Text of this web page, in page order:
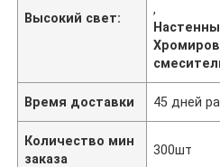
Высокий свет:
,
Время доставки 45 дней
Количество мин
заказа
300шт